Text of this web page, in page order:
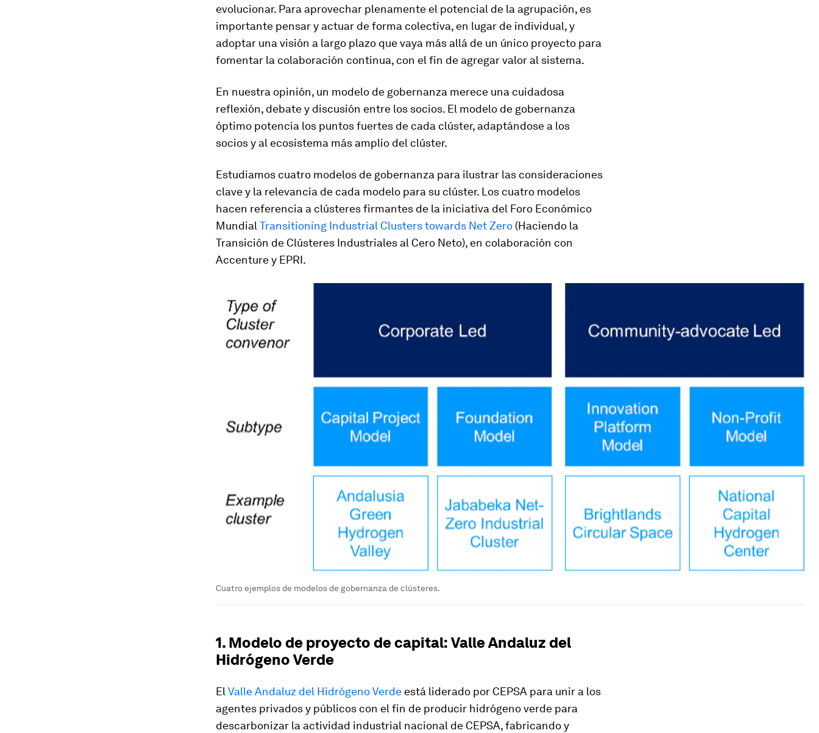
evolucionar. Para aprovechar plenamente el potencial de la agrupación, es
importante pensar y actuar de forma colectiva, en lugar de individual, y
adoptar una visión a largo plazo que vaya más allá de un único proyecto para
fomentar la colaboración continua, con el fin de agregar valor al sistema.
En nuestra opinión, un modelo de gobernanza merece una cuidadosa
reflexión, debate y discusión entre los socios. El modelo de gobernanza
óptimo potencia los puntos fuertes de cada clúster, adaptándose a los
socios y al ecosistema más amplio del clúster.
Estudiamos cuatro modelos de gobernanza para ilustrar las consideraciones
clave y la relevancia de cada modelo para su clúster. Los cuatro modelos
hacen referencia a clústeres firmantes de la iniciativa del Foro Económico
Mundial Transitioning Industrial Clusters towards Net Zero (Haciendo la
Transición de Clústeres Industriales al Cero Neto), en colaboración con
Accenture y EPRI.
Cuatro ejemplos de modelos de gobernanza de clústeres.
1. Modelo de proyecto de capital: Valle Andaluz del
Hidrógeno Verde
El Valle Andaluz del Hidrógeno Verde está liderado por CEPSA para unir a los
agentes privados y públicos con el fin de producir hidrógeno verde para
descarbonizar la actividad industrial nacional de CEPSA, fabricando y